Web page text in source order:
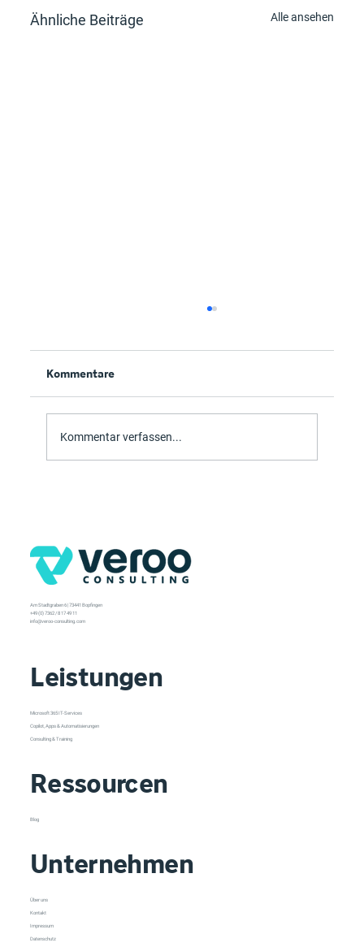
Ähnliche Beiträge Alle ansehen
Updates Quartal 1 2025
Kommentare
Kommentar verfassen...
Leistungen
Microsoft 365 IT-Services
Copilot, Apps & Automatisierungen
Consulting & Training
Unternehmen
Über uns
Kontakt
Impressum
Datenschutz
Ressourcen
Blog
Am Stadtgraben 6 | 73441 Bopfingen
+49 (0) 7362 / 8 17 49 11
info@veroo-consulting.com